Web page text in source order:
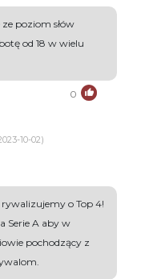
ze poziom słów
od 18 w wielu
0
10-02)
o Top 4!
Serie A aby w
pochodzący z